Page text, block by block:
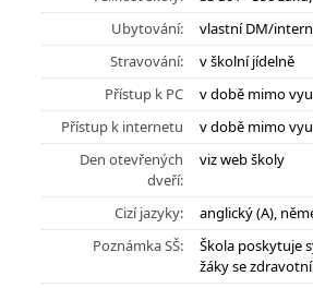
Ubytování:
vlastní DM/
Stravování:
v školní jídelně
Přístup k PC
v době mimo
Přístup k internetu
v době mimo
Den otevřených
dveří:
viz web školy
Cizí jazyky:
anglický (A),
Poznámka SŠ:
Škola poskytuje
žáky se